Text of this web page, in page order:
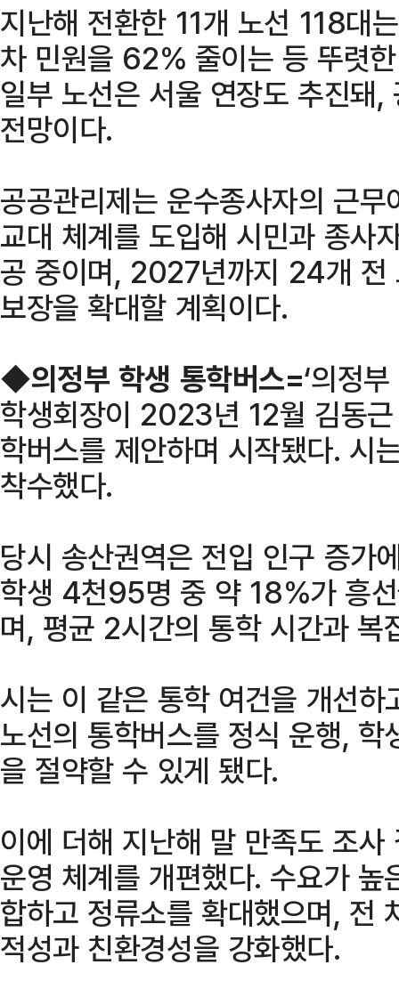
지난해 전환한 11개 노선 118대
차 민원을 62% 줄이는 등 뚜렷
일부 노선은 서울 연장도 추진돼
전망이다.
공공관리제는 운수종사자의 근
교대 체계를 도입해 시민과 종사
공 중이며, 2027년까지 24개 전
보장을 확대할 계획이다.
◆의정부 학생 통학버스=‘의정
학생회장이 2023년 12월 김동
학버스를 제안하며 시작됐다. 시
착수했다.
당시 송산권역은 전입 인구 증가
학생 4천95명 중 약 18%가 흥
며, 평균 2시간의 통학 시간과 복
시는 이 같은 통학 여건을 개선
노선의 통학버스를 정식 운행,
을 절약할 수 있게 됐다.
이에 더해 지난해 말 만족도 조
운영 체계를 개편했다. 수요가
합하고 정류소를 확대했으며, 전
적성과 친환경성을 강화했다.